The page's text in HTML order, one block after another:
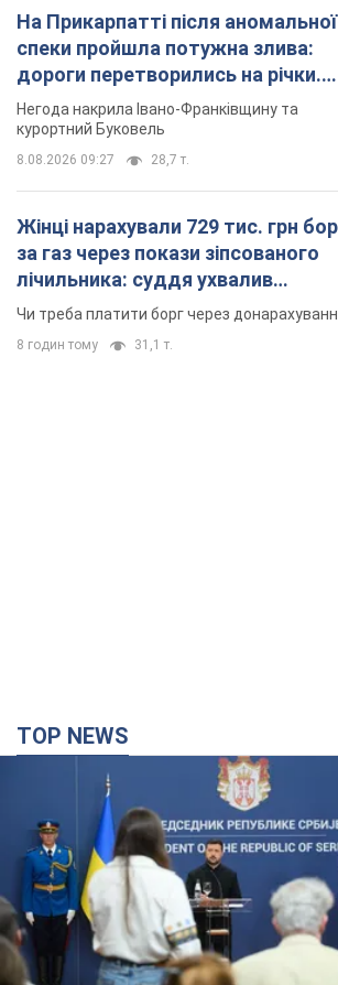
На Прикарпатті після аномальної
спеки пройшла потужна злива:
дороги перетворились на річки.
Відео
Негода накрила Івано-Франківщину та
курортний Буковель
8.08.2026 09:27 28,7 т.
Жінці нарахували 729 тис. грн
за газ через покази зіпсованого
лічильника: суддя ухвалив
неочікуване рішення
Чи треба платити борг через
8 годин тому 31,1 т.
TOP NEWS